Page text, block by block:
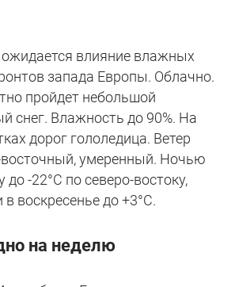
влияние влажных
запада Европы. Облачно.
пройдет небольшой
снег. Влажность до 90%. На
дорог гололедица. Ветер
умеренный. Ночью
до -22°C по северо-востоку,
воскресенье до +3°C.
на неделю